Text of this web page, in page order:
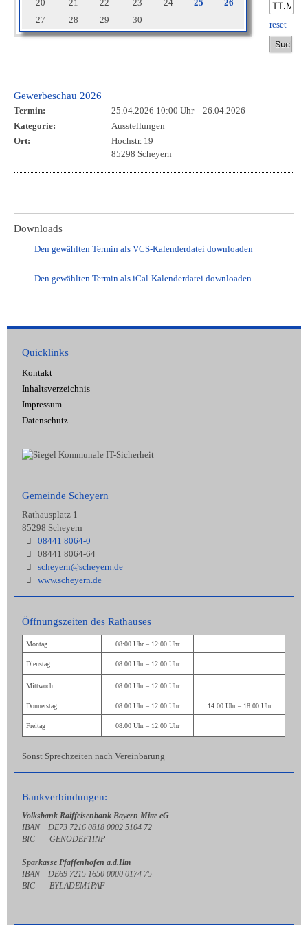
20
21 22 23 24 25
26
27
28 29 30
reset
Gewerbeschau 2026
Termin: 25.04.2026 10:00 Uhr– 26.04.2026
Kategorie:
Ausstellungen
Ort:
Hochstr. 19
85298 Scheyern
Downloads
Den gewählten Termin als VCS-Kalenderdatei downloaden
Den gewählten Termin als iCal-Kalenderdatei downloaden
Quicklinks
Kontakt
Inhaltsverzeichnis
Impressum
Datenschutz
Gemeinde Scheyern
Rathausplatz 1
85298 Scheyern
08441 8064-0
08441 8064-64
scheyern@scheyern.de
www.scheyern.de
Öffnungszeiten des Rathauses
Montag 08:00 Uhr – 12:00 Uhr
Dienstag 08:00 Uhr – 12:00 Uhr
Mittwoch 08:00 Uhr – 12:00 Uhr
Donnerstag 08:00 Uhr – 12:00 Uhr 14:00 Uhr – 18:00 Uhr
Freitag 08:00 Uhr – 12:00 Uhr
Sonst Sprechzeiten nach Vereinbarung
Bankverbindungen:
Volksbank Raiffeisenbank Bayern Mitte eG
IBAN DE73 7216 0818 0002 5104 72
BIC GENODEF1INP
Sparkasse Pfaffenhofen a.d.Ilm
IBAN DE69 7215 1650 0000 0174 75
BIC BYLADEM1PAF